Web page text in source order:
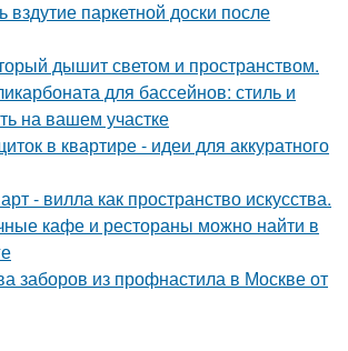
вздутие паркетной доски после
дышит светом и пространством.
для бассейнов: стиль и
на вашем участке
в квартире - идеи для аккуратного
- вилла как пространство искусства.
кафе и рестораны можно найти в
заборов из профнастила в Москве от